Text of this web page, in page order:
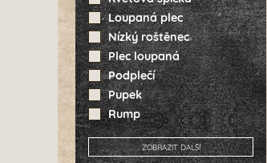
Loupaná plec
Nízký roštěnec
Plec loupaná
Podplečí
Pupek
Rump
ZOBRAZIT DALŠÍ